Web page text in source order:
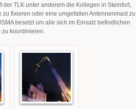
der TLK unter anderem die Kollegen in Steinfort,
fixieren oder eine umgefallen Antennenmast zu
besetzt um alle sich im Einsatz befindlichen
zu koordinieren.